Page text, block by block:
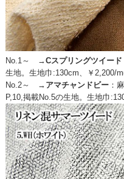
No.1～ →Cスプリングツイード
生地。生地巾:130cm、￥2,200/
No.2～ → アマチャンドビー：
P,10,掲載No.5の生地。生地巾